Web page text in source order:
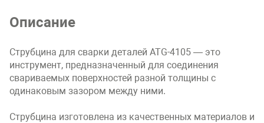
Описание
Струбцина для сварки деталей ATG-4105 — это
инструмент, предназначенный для соединения
свариваемых поверхностей разной толщины с
одинаковым зазором между ними.
Струбцина изготовлена из качественных материалов и